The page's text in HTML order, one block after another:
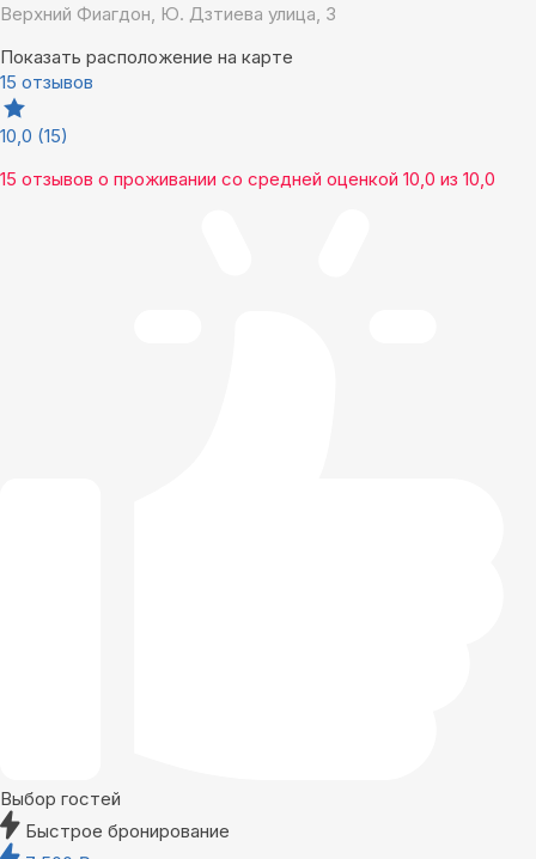
Верхний Фиагдон, Ю. Дзтиева улица, 3
Показать расположение на карте
15 отзывов
10,0 (15)
15 отзывов о проживании со средней оценкой 10,0 из 10,0
Выбор гостей
Быстрое бронирование